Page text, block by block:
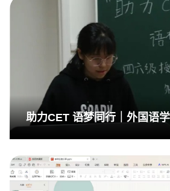
助力CET 语梦同行｜外国语